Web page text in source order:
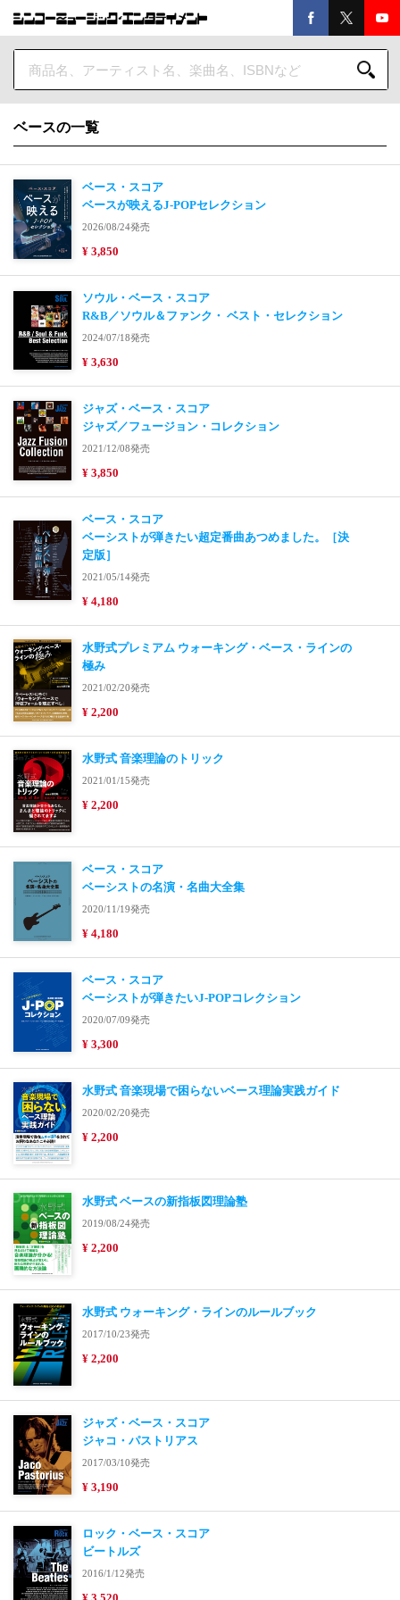
ベースの一覧
ベース・スコア
ベースが映えるJ-POPセレクション
2026/08/24発売
¥ 3,850
ソウル・ベース・スコア
R&B／ソウル＆ファンク・ ベスト・セレクション
2024/07/18発売
¥ 3,630
ジャズ・ベース・スコア
ジャズ／フュージョン・コレクション
2021/12/08発売
¥ 3,850
ベース・スコア
ベーシストが弾きたい超定番曲あつめました。［決
定版］
2021/05/14発売
¥ 4,180
水野式プレミアム ウォーキング・ベース・ラインの
極み
2021/02/20発売
¥ 2,200
水野式 音楽理論のトリック
2021/01/15発売
¥ 2,200
ベース・スコア
ベーシストの名演・名曲大全集
2020/11/19発売
¥ 4,180
ベース・スコア
ベーシストが弾きたいJ-POPコレクション
2020/07/09発売
¥ 3,300
水野式 音楽現場で困らないベース理論実践ガイド
2020/02/20発売
¥ 2,200
水野式 ベースの新指板図理論塾
2019/08/24発売
¥ 2,200
水野式 ウォーキング・ラインのルールブック
2017/10/23発売
¥ 2,200
ジャズ・ベース・スコア
ジャコ・パストリアス
2017/03/10発売
¥ 3,190
ロック・ベース・スコア
ビートルズ
2016/1/12発売